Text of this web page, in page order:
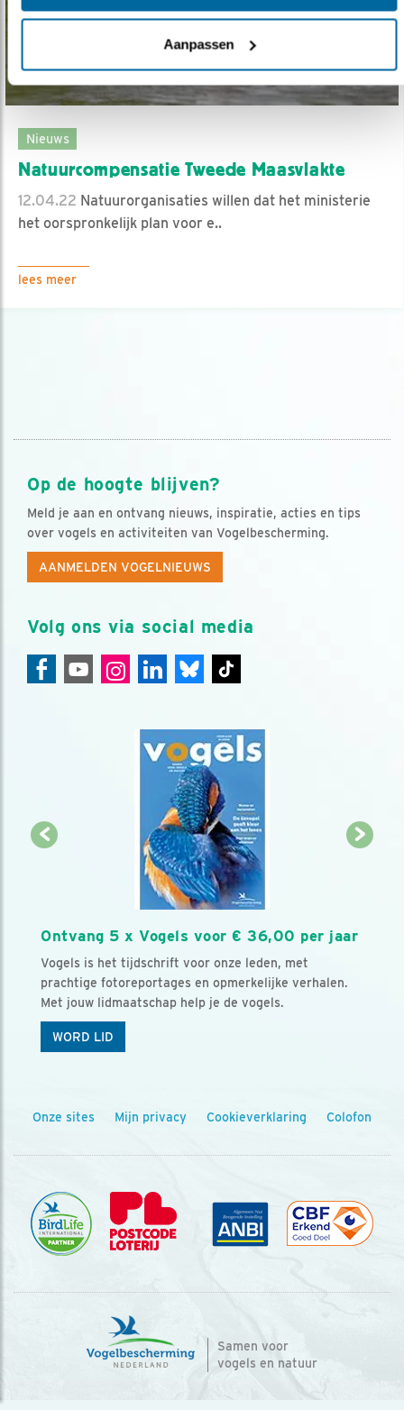
Aanpassen
Nieuws
Natuurcompensatie Tweede Maasvlakte
12.04.22 Natuurorganisaties willen dat het ministerie
het oorspronkelijk plan voor e..
lees meer
Op de hoogte blijven?
Meld je aan en ontvang nieuws, inspiratie, acties en tips
over vogels en activiteiten van Vogelbescherming.
AANMELDEN VOGELNIEUWS
Volg ons via social media
Ontvang 5 x Vogels voor € 36,00 per jaar
Vogels is het tijdschrift voor onze leden, met
prachtige fotoreportages en opmerkelijke verhalen.
Met jouw lidmaatschap help je de vogels.
WORD LID
Onze sites Mijn privacy Cookieverklaring Colofon
Samen voor
vogels en natuur